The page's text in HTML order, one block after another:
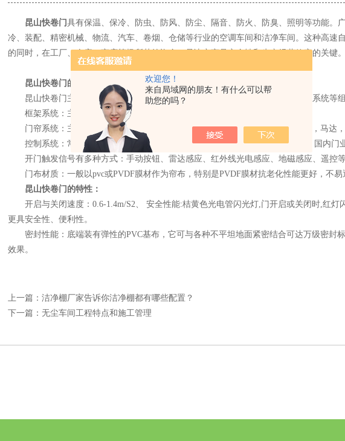
欢迎您！
来自局域网的朋友！有什么可以帮
助您的吗？
昆山快卷门具有保温、保冷、防虫、防风、防尘、隔音、防火、防臭、照明等功能。
冷、装配、精密机械、物流、汽车、卷烟、仓储等行业的空调车间和洁净车间。这种高速
的同时，在工厂、仓库、商店等场所节约资金，是决定商品安全性和生产经营效率的关键。
昆山快卷门 的结构组成：
昆山快卷门主要是由门框架系统，门帘系统，驱动电机，控制系统组成，控制系统等组
框架系统：主要材质为碳钢板或铝合金制成。
门帘系统：主要由PVC织布或铝合金型材组成。驱动电机系统：主要由刹车片，马达，
控制系统：常用的是由PLC/变频器/编码器成套或自带IPM模块的集成电路板，国内门
开门触发信号有多种方式：手动按钮、雷达感应、红外线光电感应、地磁感应、遥控等
门布材质：一般以pvc或PVDF膜材作为帘布，特别是PVDF膜材抗老化性能更好，不易
昆山快卷门的特性：
开启与关闭速度：0.6-1.4m/S2、 安全性能:桔黄色光电管闪光灯,门开启或关闭时,红灯
更具安全性、便利性。
密封性能：底端装有弹性的PVC基布，它可与各种不平坦地面紧密结合可达万级密封
效果。
上一篇： 洁净棚厂家告诉你洁净棚都有哪些配置？
下一篇： 无尘车间工程特点和施工管理